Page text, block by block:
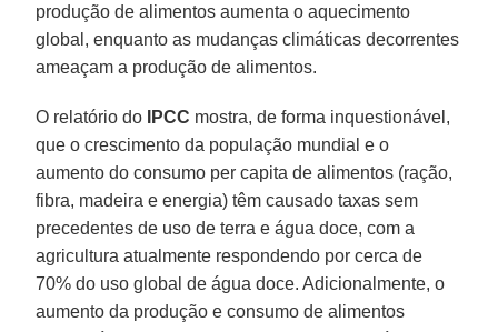
produção de alimentos aumenta o aquecimento
global, enquanto as mudanças climáticas decorrentes
ameaçam a produção de alimentos.
O relatório do IPCC mostra, de forma inquestionável,
que o crescimento da população mundial e o
aumento do consumo per capita de alimentos (ração,
fibra, madeira e energia) têm causado taxas sem
precedentes de uso de terra e água doce, com a
agricultura atualmente respondendo por cerca de
70% do uso global de água doce. Adicionalmente, o
aumento da produção e consumo de alimentos